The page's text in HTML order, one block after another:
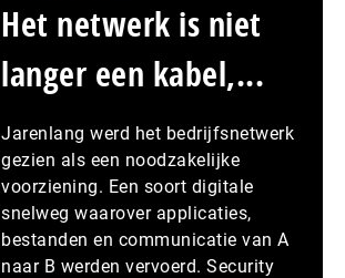
Het netwerk is niet
langer een kabel,...
Jarenlang werd het bedrijfsnetwerk
gezien als een noodzakelijke
voorziening. Een soort digitale
snelweg waarover applicaties,
bestanden en communicatie van A
naar B werden vervoerd. Security